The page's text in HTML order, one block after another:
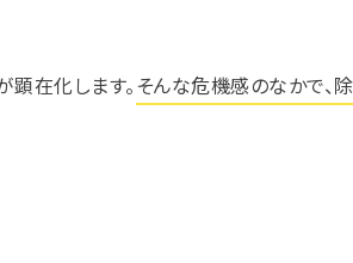
在化します。 そんな危機感のなかで、